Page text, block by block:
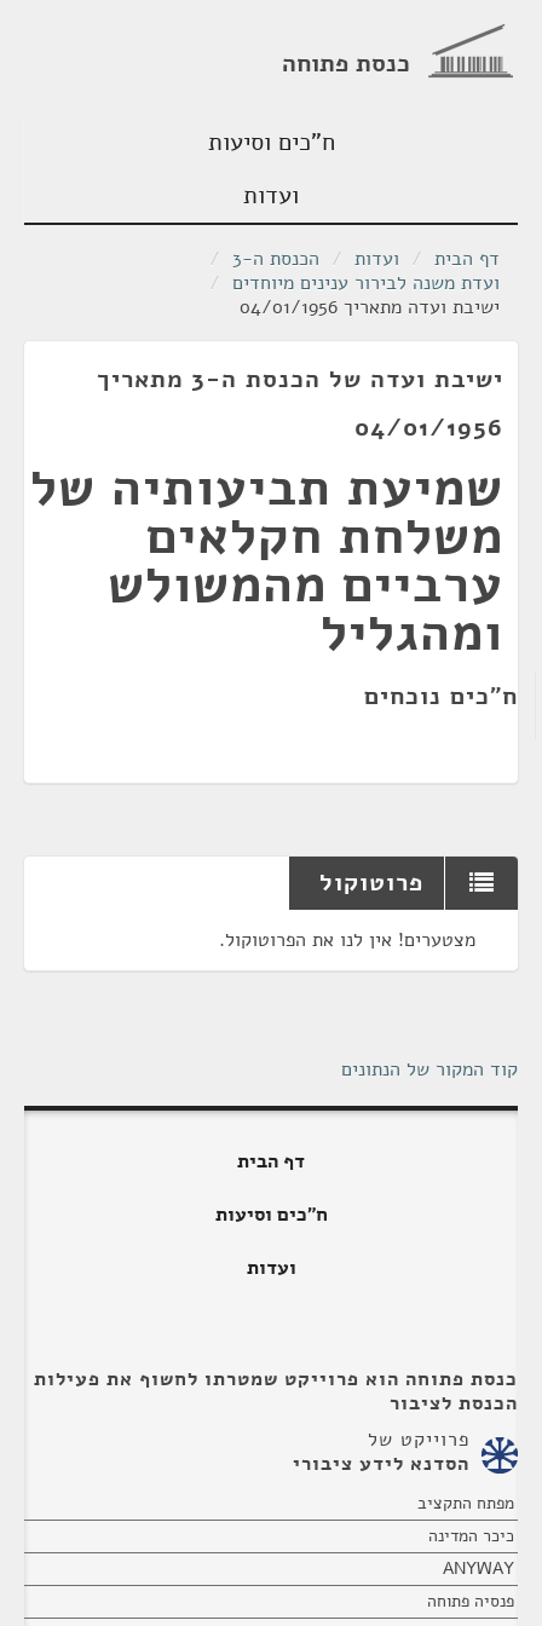
כנסת פתוחה
ח"כים וסיעות
ועדות
דף הבית / ועדות / הכנסת ה-3
/
ועדת משנה לבירור ענינים מיוחדים /
ישיבת ועדה מתאריך 04/01/1956
ישיבת ועדה של הכנסת ה-3 מתאריך
04/01/1956
שמיעת תביעותיה של
משלחת חקלאים
ערביים מהמשולש
ומהגליל
ח"כים נוכחים
פרוטוקול
מצטערים! אין לנו את הפרוטוקול.
קוד המקור של הנתונים
דף הבית
ח"כים וסיעות
ועדות
כנסת פתוחה הוא פרוייקט שמטרתו לחשוף את פעילות
הכנסת לציבור
פרוייקט של
הסדנא לידע ציבורי
מפתח התקציב
כיכר המדינה
ANYWAY
פנסיה פתוחה